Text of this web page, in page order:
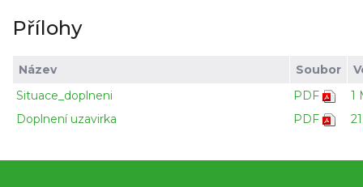
Přílohy
Název Soubor
Situace_doplneni
PDF
1
Doplnení uzavirka
PDF